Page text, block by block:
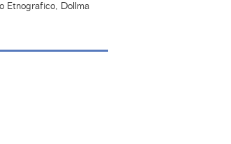
Etnografico, Dollma